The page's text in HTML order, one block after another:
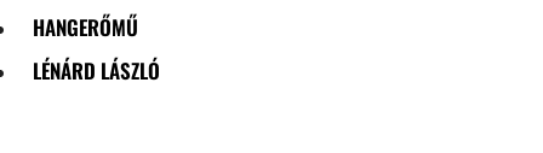
HANGERŐMŰ
LÉNÁRD LÁSZLÓ